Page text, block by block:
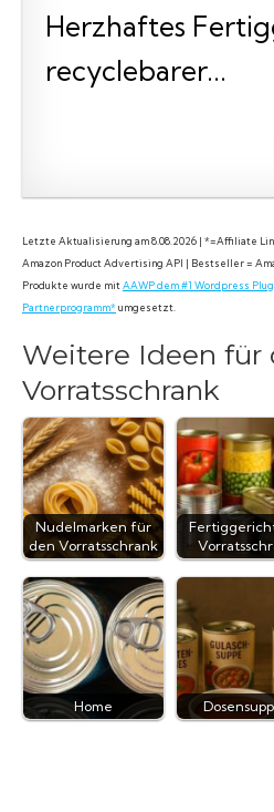
Herzhaftes
recyclebarer...
Letzte Aktualisierung am 8.08.2026 | *=Affiliate
Amazon Product Advertising API | Bestseller =
Produkte wurde mitAAWP dem #1 Wordpress
Partnerprogramm*umgesetzt.
Weitere Ideen für
Vorratsschrank
Nudelmarken für
den Vorratsschrank
Home